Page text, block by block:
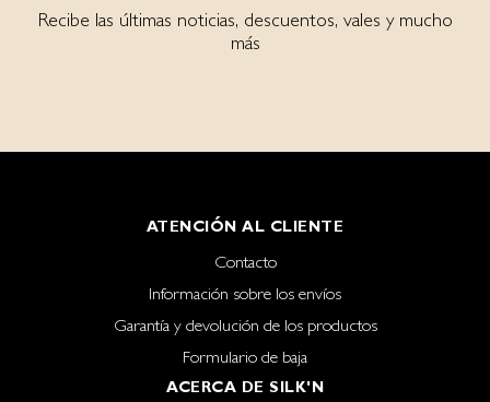
Recibe las últimas noticias, descuentos, vales y mucho
más
ATENCIÓN AL CLIENTE
Contacto
Información sobre los envíos
Garantía y devolución de los productos
Formulario de baja
ACERCA DE SILK'N